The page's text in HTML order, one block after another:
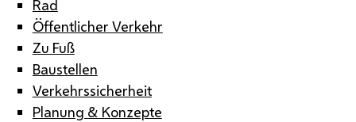
Rad
Öffentlicher Verkehr
Zu Fuß
Baustellen
Verkehrssicherheit
Planung & Konzepte